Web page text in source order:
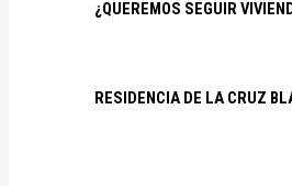
¿QUEREMOS SEGUIR
RESIDENCIA DE LA CRUZ